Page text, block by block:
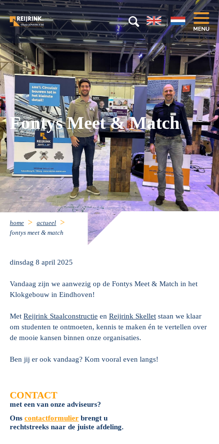
Fontys Meet & Match
home
actueel
fontys meet & match
dinsdag 8 april 2025
Vandaag zijn we aanwezig op de Fontys Meet & Match in het
Klokgebouw in Eindhoven!
Met Reijrink Staalconstructie en Reijrink Skellet staan we klaar
om studenten te ontmoeten, kennis te maken én te vertellen over
de mooie kansen binnen onze organisaties.
Ben jij er ook vandaag? Kom vooral even langs!
CONTACT
met een van onze adviseurs?
Ons contactformulier brengt u
rechtstreeks naar de juiste afdeling.